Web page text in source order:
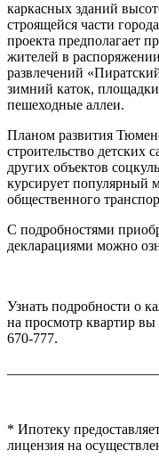
каркасных зданий
строящейся части
проекта предполагает
жителей в
развлечений
зимний каток,
пешеходные аллеи.
Планом развития
строительство детских
других объектов
курсирует популярный
общественного
С подробностями
декларациями можно
Узнать подробности о
на просмотр квартир
670-777.
* Ипотеку
лицензия на